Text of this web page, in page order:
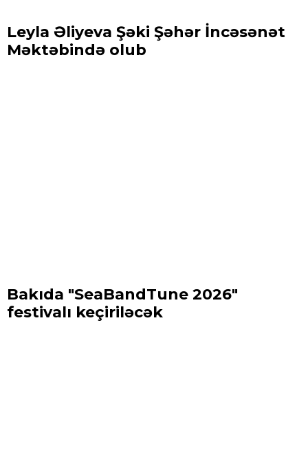
Leyla Əliyeva Şəki Şəhər İncəsənət
Məktəbində olub
Bakıda "SeaBandTune 2026"
festivalı keçiriləcək